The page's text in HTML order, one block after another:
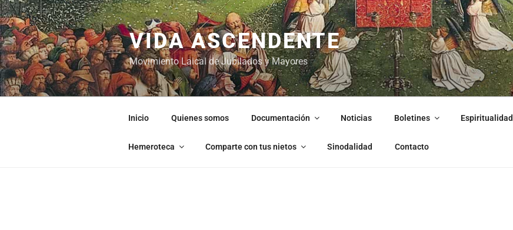
VIDA ASCENDENTE
Movimiento Laical de Jubilados y Mayores
Inicio Quienes somos Documentación Noticias Boletines Espiritualidad
Hemeroteca Comparte con tus nietos Sinodalidad Contacto